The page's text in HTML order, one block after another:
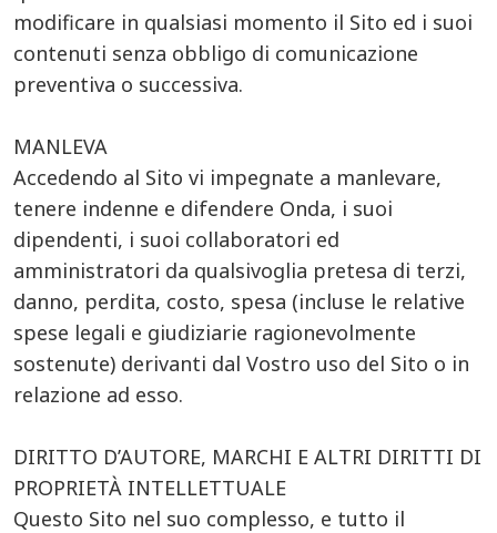
modificare in qualsiasi momento il Sito ed i suoi
contenuti senza obbligo di comunicazione
preventiva o successiva.
MANLEVA
Accedendo al Sito vi impegnate a manlevare,
tenere indenne e difendere Onda, i suoi
dipendenti, i suoi collaboratori ed
amministratori da qualsivoglia pretesa di terzi,
danno, perdita, costo, spesa (incluse le relative
spese legali e giudiziarie ragionevolmente
sostenute) derivanti dal Vostro uso del Sito o in
relazione ad esso.
DIRITTO D’AUTORE, MARCHI E ALTRI DIRITTI DI
PROPRIETÀ INTELLETTUALE
Questo Sito nel suo complesso, e tutto il